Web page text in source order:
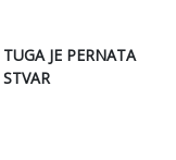
TUGA JE PERNATA
STVAR